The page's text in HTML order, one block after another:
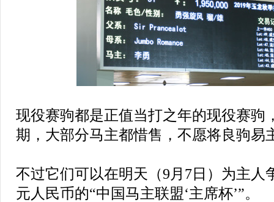
现役赛驹都是正值当打之年的现役赛驹
期，大部分马主都惜售，不愿将良驹易
不过它们可以在明天（9月7日）为主人
元人民币的“中国马主联盟‘主席杯’”。